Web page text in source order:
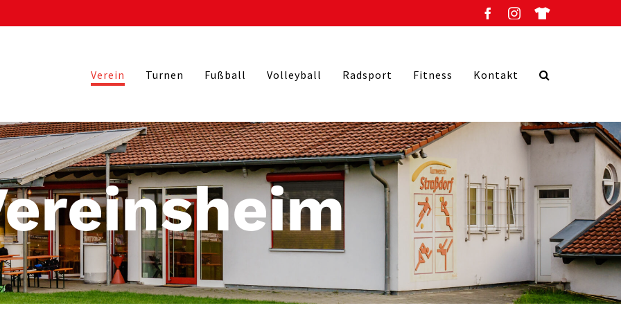
Verein Turnen Fußball Volleyball Radsport Fitness Kontakt